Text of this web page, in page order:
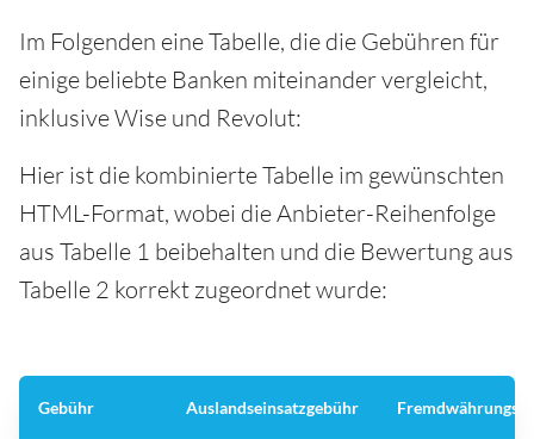
Im Folgenden eine Tabelle, die die Gebühren für
einige beliebte Banken miteinander vergleicht,
inklusive Wise und Revolut:
Hier ist die kombinierte Tabelle im gewünschten
HTML-Format, wobei die Anbieter-Reihenfolge
aus Tabelle 1 beibehalten und die Bewertung aus
Tabelle 2 korrekt zugeordnet wurde:
Gebühr Auslandseinsatzgebühr